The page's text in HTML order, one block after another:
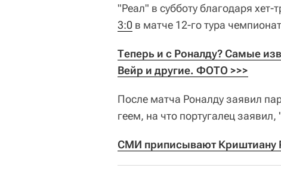
"Реал" в субботу благодаря хет-
3:0 в матче 12-го тура
Теперь и с Роналду? Самые
Вейр и другие. ФОТО >>>
После матча Роналду заявил
геем, на что португалец
СМИ приписывают Криштиану